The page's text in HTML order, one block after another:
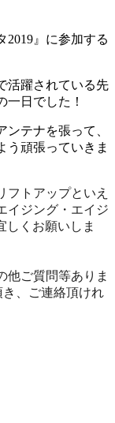
2019』に参加する
活躍されている先
日でした！
テナを張って、
う頑張っていきま
フトアップといえ
イジング・エイジ
しくお願いしま
他ご質問等ありま
き、ご連絡頂けれ